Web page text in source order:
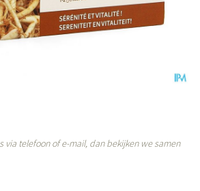
via telefoon of e-mail, dan bekijken we samen